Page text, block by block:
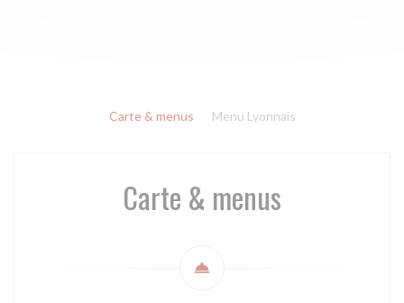
Carte & menus Menu Lyonnais
Carte & menus